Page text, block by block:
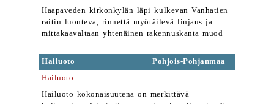
Haapaveden kirkonkylän läpi kulkevan Vanhatien
raitin luonteva, rinnettä myötäilevä linjaus ja
mittakaavaltaan yhtenäinen rakennuskanta muod
...
Hailuoto
Pohjois-Pohjanmaa
Hailuoto
Hailuoto kokonaisuutena on merkittävä